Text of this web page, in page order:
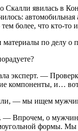
Скалли явилась в
более, что кто-то
по делу о
эксперт. —
компоненты, и…
— мы ищем
Впрочем, о
формы. Мы